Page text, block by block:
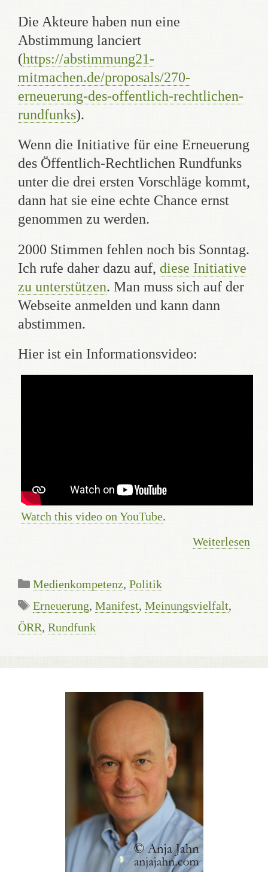
Die Akteure haben nun eine
Abstimmung lanciert
(https://abstimmung21-
mitmachen.de/proposals/270-
erneuerung-des-offentlich-rechtlichen-
rundfunks).
Wenn die Initiative für eine Erneuerung
des Öffentlich-Rechtlichen Rundfunks
unter die drei ersten Vorschläge kommt,
dann hat sie eine echte Chance ernst
genommen zu werden.
2000 Stimmen fehlen noch bis Sonntag.
Ich rufe daher dazu auf, diese Initiative
zu unterstützen. Man muss sich auf der
Webseite anmelden und kann dann
abstimmen.
Hier ist ein Informationsvideo:
Watch this video on YouTube.
Weiterlesen
Kategorien
Medienkompetenz, Politik
Schlagwörter
Erneuerung, Manifest, Meinungsvielfalt,
ÖRR, Rundfunk